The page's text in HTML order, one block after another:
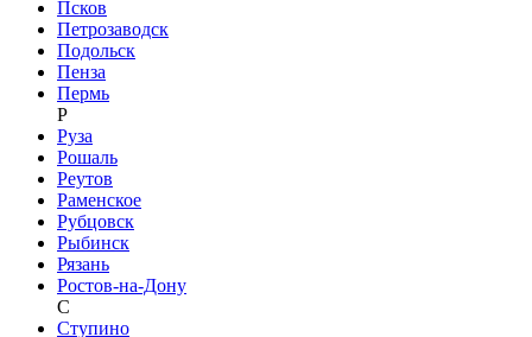
Псков
Петрозаводск
Подольск
Пенза
Пермь
Р
Руза
Рошаль
Реутов
Раменское
Рубцовск
Рыбинск
Рязань
Ростов-на-Дону
С
Ступино